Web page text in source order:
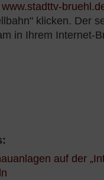
www.stadttv-
klicken. Der
in Ihrem Internet-
auf der